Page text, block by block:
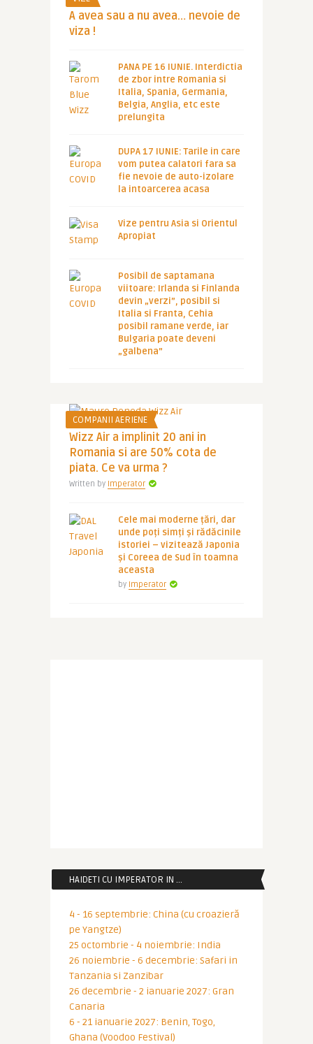
A avea sau a nu avea… nevoie de
viza !
PANA PE 16 IUNIE. Interdictia
de zbor intre Romania si
Italia, Spania, Germania,
Belgia, Anglia, etc este
prelungita
DUPA 17 IUNIE: Tarile in care
vom putea calatori fara sa
fie nevoie de auto-izolare
la intoarcerea acasa
Vize pentru Asia si Orientul
Apropiat
Posibil de saptamana
viitoare: Irlanda si Finlanda
devin „verzi”, posibil si
Italia si Franta, Cehia
posibil ramane verde, iar
Bulgaria poate deveni
„galbena”
COMPANII AERIENE
Wizz Air a implinit 20 ani in
Romania si are 50% cota de
piata. Ce va urma ?
Written by Imperator
Cele mai moderne țări, dar
unde poți simți și rădăcinile
istoriei – vizitează Japonia
și Coreea de Sud în toamna
aceasta
by Imperator
HAIDETI CU IMPERATOR IN …
4 - 16 septembrie: China (cu croazieră
pe Yangtze)
25 octombrie - 4 noiembrie: India
26 noiembrie - 6 decembrie: Safari in
Tanzania si Zanzibar
26 decembrie - 2 ianuarie 2027: Gran
Canaria
6 - 21 ianuarie 2027: Benin, Togo,
Ghana (Voodoo Festival)